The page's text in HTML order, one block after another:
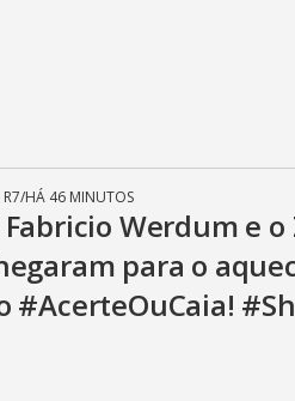
/HÁ 46 MINUTOS
Fabricio Werdum e o
para o
#AcerteOuCaia!